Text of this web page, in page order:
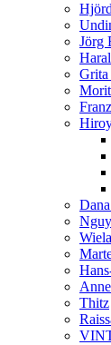
Jörg
Grita
Thitz